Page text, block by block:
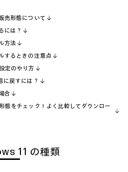
売形態について
には？
方法
するときの注意点
定のやり方
に戻すには？
合
態をチェック！よく比較してダウンロー
11 の種類